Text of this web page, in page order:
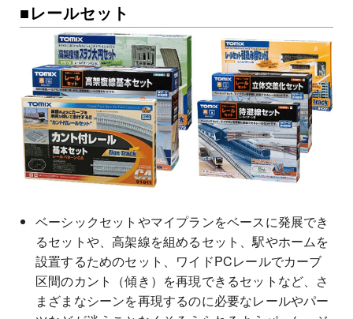
■レールセット
ベーシックセットやマイプランをベースに発展でき
るセットや、高架線を組めるセット、駅やホームを
設置するためのセット、ワイドPCレールでカーブ
区間のカント（傾き）を再現できるセットなど、さ
まざまなシーンを再現するのに必要なレールやパー